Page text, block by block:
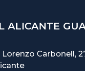
ALICANTE
Lorenzo Carbonell,